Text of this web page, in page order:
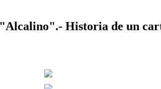
Historia de un